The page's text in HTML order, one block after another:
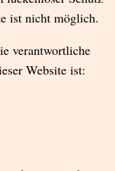
ist nicht möglich.
verantwortliche
Website ist: